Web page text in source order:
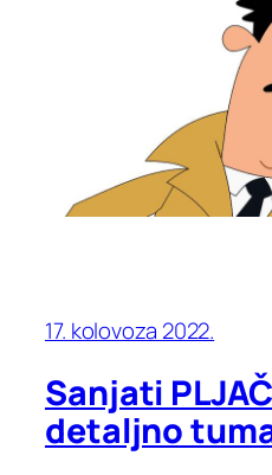
17. kolovoza 2022.
Sanjati
detaljno